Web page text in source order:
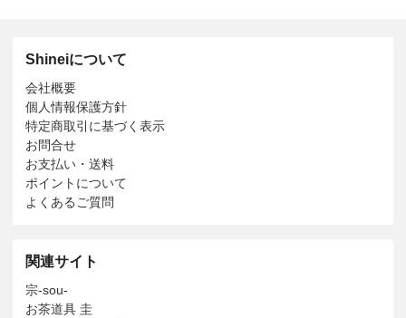
Shineiについて
会社概要
個人情報保護方針
特定商取引に基づく表示
お問合せ
お支払い・送料
ポイントについて
よくあるご質問
関連サイト
宗-sou-
お茶道具 圭